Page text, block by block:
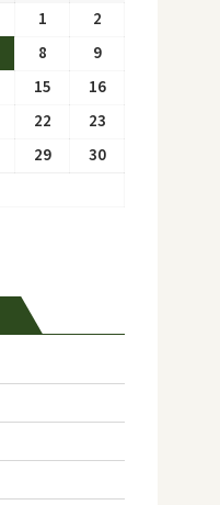
1
2
8
9
15
16
22
23
29
30